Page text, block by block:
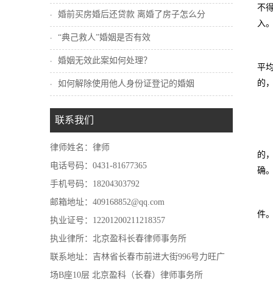
婚前买房婚后还贷款 离婚了房子怎么分
“典己救人”婚姻是否有效
婚姻无效此案如何处理？
如何解除使用他人身份证登记的婚姻
联系我们
律师姓名：律师
电话号码：0431-81677365
手机号码：18204303792
邮箱地址：409168852@qq.com
执业证号：12201200211218357
执业律所：北京盈科长春律师事务所
联系地址：吉林省长春市前进大街996号力旺广
场B座10层 北京盈科（长春）律师事务所
不
入。
平
的
的
确。
件